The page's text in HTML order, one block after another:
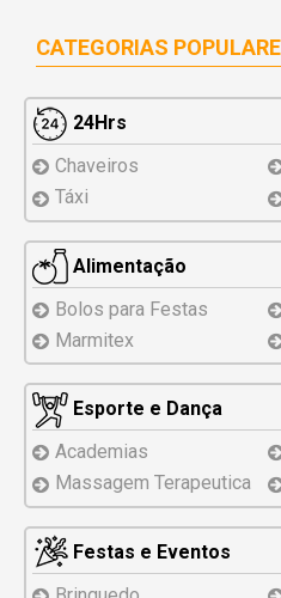
CATEGORIAS
24Hrs
Chaveiros
Táxi
Alimentação
Bolos para Festas
Marmitex
Esporte e Dança
Academias
Massagem Terapeutica
Festas e Eventos